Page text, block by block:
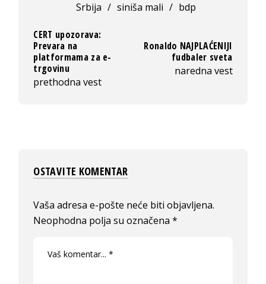
Srbija / siniša mali / bdp
CERT upozorava:
Prevara na
platformama za e-
trgovinu
prethodna vest
Ronaldo NAJPLAĆENIJI
fudbaler sveta
naredna vest
OSTAVITE KOMENTAR
Vaša adresa e-pošte neće biti objavljena.
Neophodna polja su označena*